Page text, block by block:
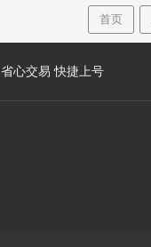
首页
省心交易 快捷上号